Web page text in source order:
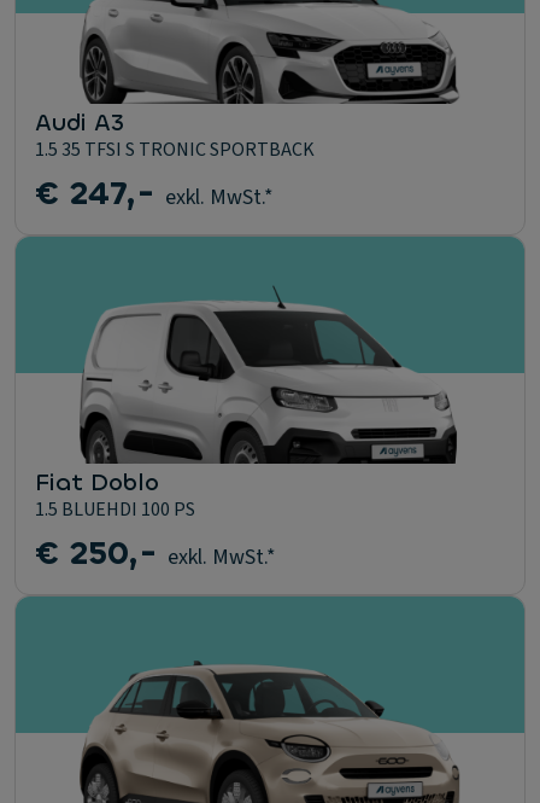
Audi A3
1.5 35 TFSI S TRONIC SPORTBACK
€ 247,- exkl. MwSt.*
Fiat Doblo
1.5 BLUEHDI 100 PS
€ 250,- exkl. MwSt.*